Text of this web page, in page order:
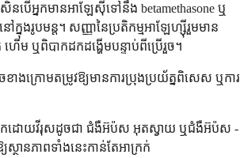
រសិនបើអ្នកមានអាឡែស៊ីទៅនឹង betamethasone ឬ
នុងរូបមន្ត។ សញ្ញានៃប្រតិកម្មអាឡែហ្ស៊ីរួមមាន
ហើម ឬពិបាកដកដង្ហើមបន្ទាប់ពីប្រើរួច។
ាងក្រោមតម្រូវឱ្យមានការប្រុងប្រយ័ត្នពិសេស ឬការ
ែកដោយវីរុសដូចជា ជំងឺអ៊ប៉ស អុតស្វាយ ឬជំងឺអ៊ប៉ស -
ឱ្យស្ថានភាពទាំងនេះកាន់តែអាក្រក់